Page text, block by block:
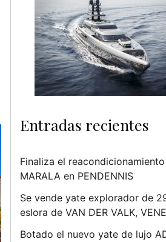
Entradas recientes
Finaliza el
MARALA en PENDENNIS
Se vende yate explorador de
eslora de VAN DER VALK,
Botado el nuevo yate de lujo